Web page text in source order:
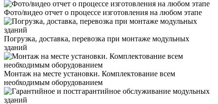
Фото/видео отчет о процессе изготовления на любом этапе
Погрузка, доставка, перевозка при монтаже модульных
зданий
Монтаж на месте установки. Комплектование всем
необходимым оборудованием